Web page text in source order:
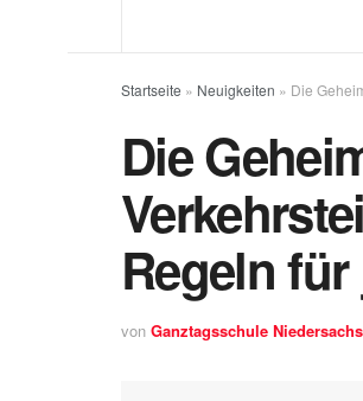
Startseite » Neuigkeiten » Die
Die
Regeln
von Ganztagsschule